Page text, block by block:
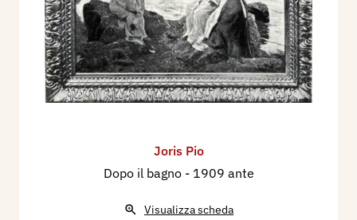
Joris Pio
Dopo il bagno - 1909 ante
Visualizza scheda